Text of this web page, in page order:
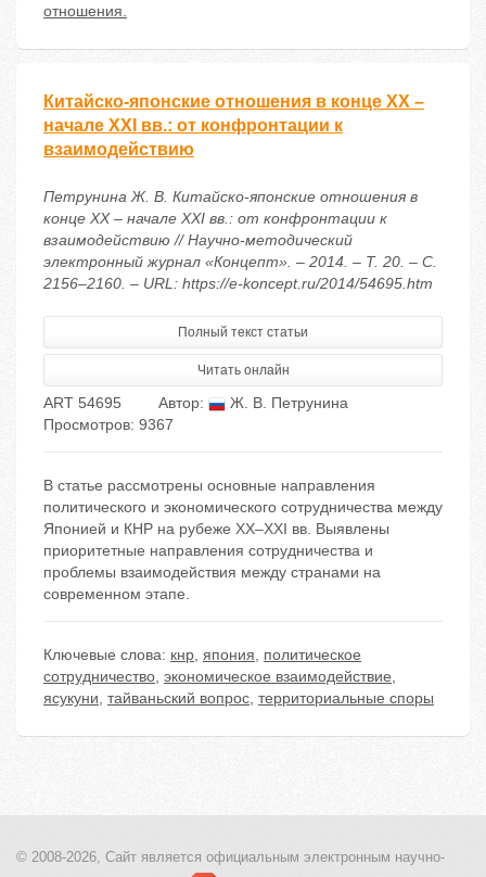
отношения.
Китайско-японские отношения в конце ХХ –
начале XXI вв.: от конфронтации к
взаимодействию
Петрунина Ж. В. Китайско-японские отношения в
конце ХХ – начале XXI вв.: от конфронтации к
взаимодействию // Научно-методический
электронный журнал «Концепт». – 2014. – Т. 20. – С.
2156–2160. – URL: https://e-koncept.ru/2014/54695.htm
Полный текст статьи
Читать онлайн
ART 54695 Автор:
Ж. В. Петрунина
Просмотров: 9367
В статье рассмотрены основные направления
политического и экономического сотрудничества между
Японией и КНР на рубеже XX–XXI вв. Выявлены
приоритетные направления сотрудничества и
проблемы взаимодействия между странами на
современном этапе.
Ключевые слова: кнр, япония, политическое
сотрудничество, экономическое взаимодействие,
ясукуни, тайваньский вопрос, территориальные споры
© 2008-2026, Сайт является официальным электронным научно-